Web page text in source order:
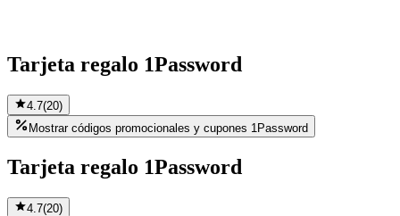
Tarjeta regalo 1Password
4.7(20)
Mostrar códigos promocionales y cupones 1Password
Tarjeta regalo 1Password
4.7(20)